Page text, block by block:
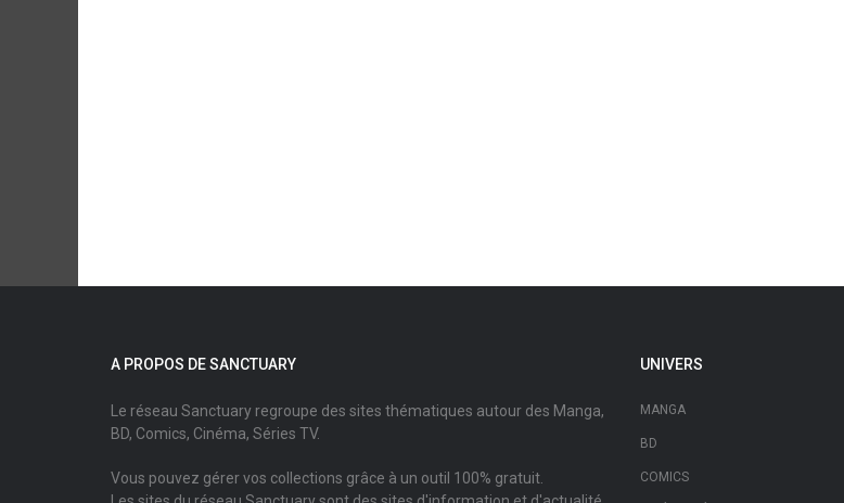
A PROPOS DE SANCTUARY
Le réseau Sanctuary regroupe des sites thématiques autour des Manga,
BD, Comics, Cinéma, Séries TV.
Vous pouvez gérer vos collections grâce à un outil 100% gratuit.
UNIVERS
MANGA
BD
COMICS